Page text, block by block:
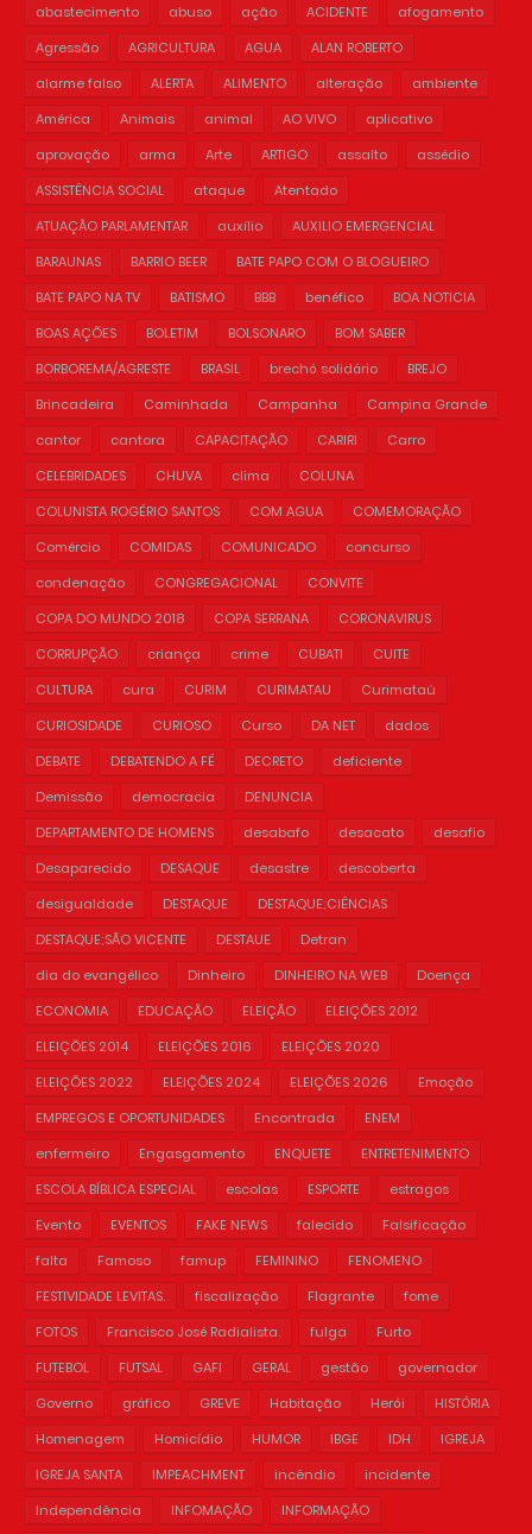
abastecimento
abuso ação ACIDENTE
afogamento
Agressão
AGRICULTURA AGUA
ALAN ROBERTO
alarme falso
ALERTA ALIMENTO alteração
ambiente
América
Animais animal AO VIVO
aplicativo
aprovação
arma Arte ARTIGO assalto
assédio
ASSISTÊNCIA SOCIAL
ataque
Atentado
ATUAÇÃO PARLAMENTAR
auxílio
AUXILIO EMERGENCIAL
BARAUNAS
BARRIO BEER
BATE PAPO COM O BLOGUEIRO
BATE PAPO NA TV
BATISMO BBB benéfico
BOA NOTICIA
BOAS AÇÕES
BOLETIM BOLSONARO
BOM SABER
BORBOREMA/AGRESTE
BRASIL brechó solidário
BREJO
Brincadeira
Caminhada Campanha
Campina Grande
cantor
cantora CAPACITAÇÃO CARIRI
Carro
CELEBRIDADES
CHUVA clima
COLUNA
COLUNISTA ROGÉRIO SANTOS
COM AGUA
COMEMORAÇÃO
Comércio
COMIDAS COMUNICADO
concurso
condenação
CONGREGACIONAL
CONVITE
COPA DO MUNDO 2018
COPA SERRANA
CORONAVIRUS
CORRUPÇÃO
criança crime CUBATI
CUITE
CULTURA
cura CURIM CURIMATAU
Curimataú
CURIOSIDADE
CURIOSO Curso DA NET
dados
DEBATE
DEBATENDO A FÉ DECRETO
deficiente
Demissão
democracia
DENUNCIA
DEPARTAMENTO DE HOMENS
desabafo desacato
desafio
Desaparecido
DESAQUE desastre
descoberta
desigualdade
DESTAQUE
DESTAQUE;CIÊNCIAS
DESTAQUE;SÃO VICENTE
DESTAUE
Detran
dia do evangélico
Dinheiro DINHEIRO NA WEB
Doença
ECONOMIA
EDUCAÇÃO ELEIÇÃO
ELEIÇÕES 2012
ELEIÇÕES 2014
ELEIÇÕES 2016
ELEIÇÕES 2020
ELEIÇÕES 2022
ELEIÇÕES 2024 ELEIÇÕES 2026
Emoção
EMPREGOS E OPORTUNIDADES
Encontrada
ENEM
enfermeiro
Engasgamento ENQUETE
ENTRETENIMENTO
ESCOLA BÍBLICA ESPECIAL
escolas ESPORTE
estragos
Evento
EVENTOS FAKE NEWS falecido
Falsificação
falta
Famoso famup FEMININO
FENOMENO
FESTIVIDADE LEVITAS.
fiscalização Flagrante
fome
FOTOS
Francisco José Radialista. fulga
Furto
FUTEBOL
FUTSAL GAFI GERAL gestão
governador
Governo
gráfico GREVE Habitação Herói
HISTÓRIA
Homenagem
Homicídio HUMOR IBGE IDH
IGREJA
IGREJA SANTA
IMPEACHMENT incêndio
incidente
Independência
INFOMAÇÃO
INFORMAÇÃO